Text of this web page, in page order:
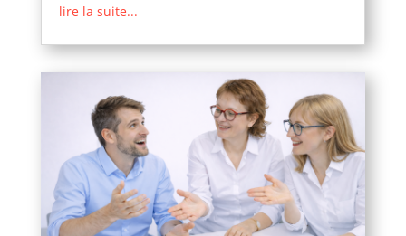
lire la suite...